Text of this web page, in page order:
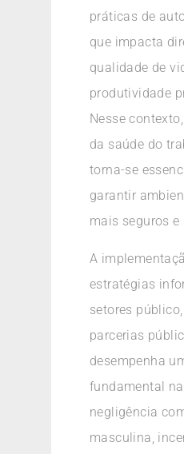
práticas de
que impacta
qualidade de
produtividade
Nesse
da saúde do
torna-se
garantir
mais seguros e
A
estratégias
setores
parcerias
desempenha
fundamental
negligência
masculina,